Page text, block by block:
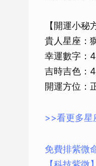
【開運小秘
貴人星座：
幸運數字：4
吉時吉色：
開運方位：
>>看更多星
免費排紫微